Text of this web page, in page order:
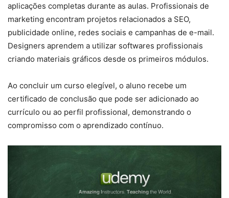
aplicações completas durante as aulas. Profissionais de
marketing encontram projetos relacionados a SEO,
publicidade online, redes sociais e campanhas de e-mail.
Designers aprendem a utilizar softwares profissionais
criando materiais gráficos desde os primeiros módulos.
Ao concluir um curso elegível, o aluno recebe um
certificado de conclusão que pode ser adicionado ao
currículo ou ao perfil profissional, demonstrando o
compromisso com o aprendizado contínuo.